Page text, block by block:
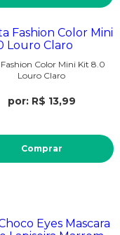
Color Mini Kit 8.0
Louro Claro
por: R$ 13,99
Comprar